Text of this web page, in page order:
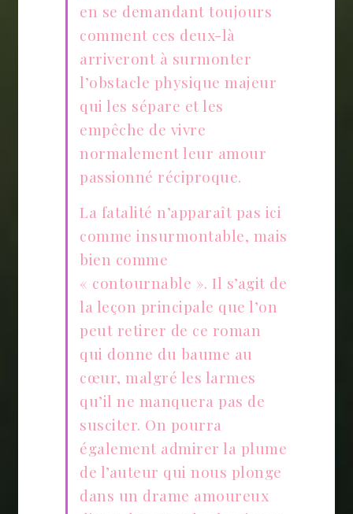
en se demandant toujours
comment ces deux-là
arriveront à surmonter
l’obstacle physique majeur
qui les sépare et les
empêche de vivre
normalement leur amour
passionné réciproque.
La fatalité n’apparaît pas ici
comme insurmontable, mais
bien comme
« contournable ». Il s’agit de
la leçon principale que l’on
peut retirer de ce roman
qui donne du baume au
cœur, malgré les larmes
qu’il ne manquera pas de
susciter. On pourra
également admirer la plume
de l’auteur qui nous plonge
dans un drame amoureux